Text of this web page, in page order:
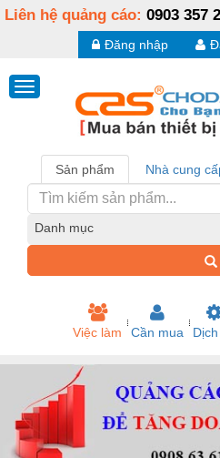
Liên hệ quảng cáo: 0903 357
Đăng nhập
Sản phẩm Nhà cung
Danh mục
Việc làm Cần mua